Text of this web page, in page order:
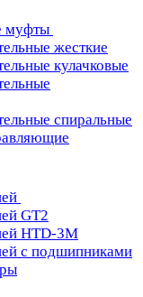
муфты
жесткие
кулачковые
спиральные
GT2
HTD-3M
с подшипниками